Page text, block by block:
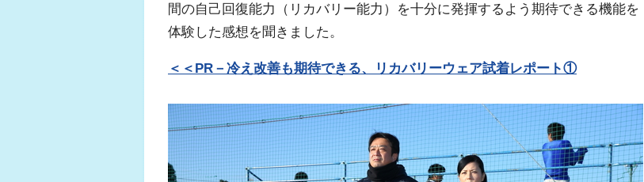
間の自己回復能力（リカバリー能力）を十分に発揮するよう期待できる機能を
体験した感想を聞きました。
＜＜PR－冷え改善も期待できる、リカバリーウェア試着レポート①